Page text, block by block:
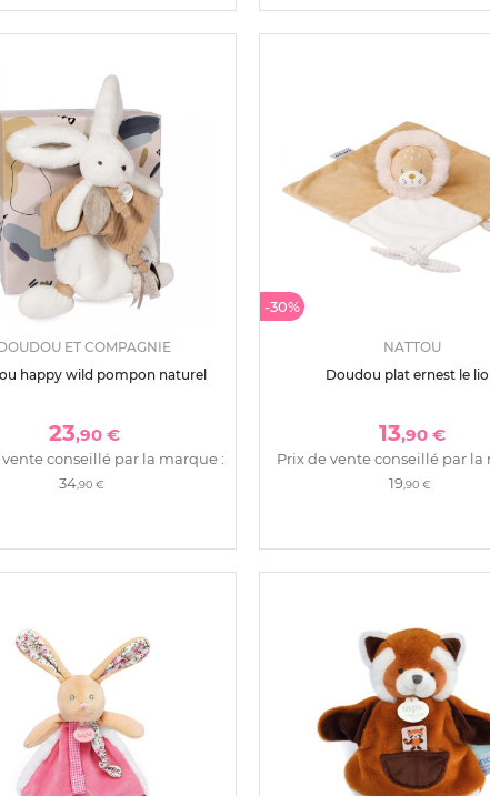
ET COMPAGNIE
happy wild pompon naturel
23,90 €
vente conseillé par la marque :
34,90 €
-30%
NATTOU
Doudou plat ernest le
13,90 €
Prix de vente conseillé par la
19,90 €